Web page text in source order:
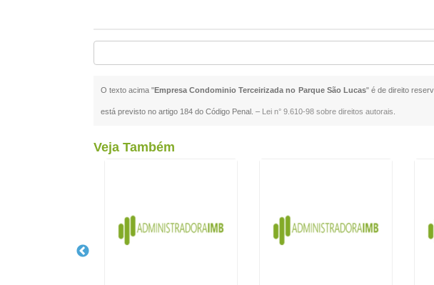
O texto acima "Empresa Condominio Terceirizada no Parque São Lucas" é de direito
está previsto no artigo 184 do Código Penal. – Lei n° 9.610-98 sobre direitos autorais
Veja Também